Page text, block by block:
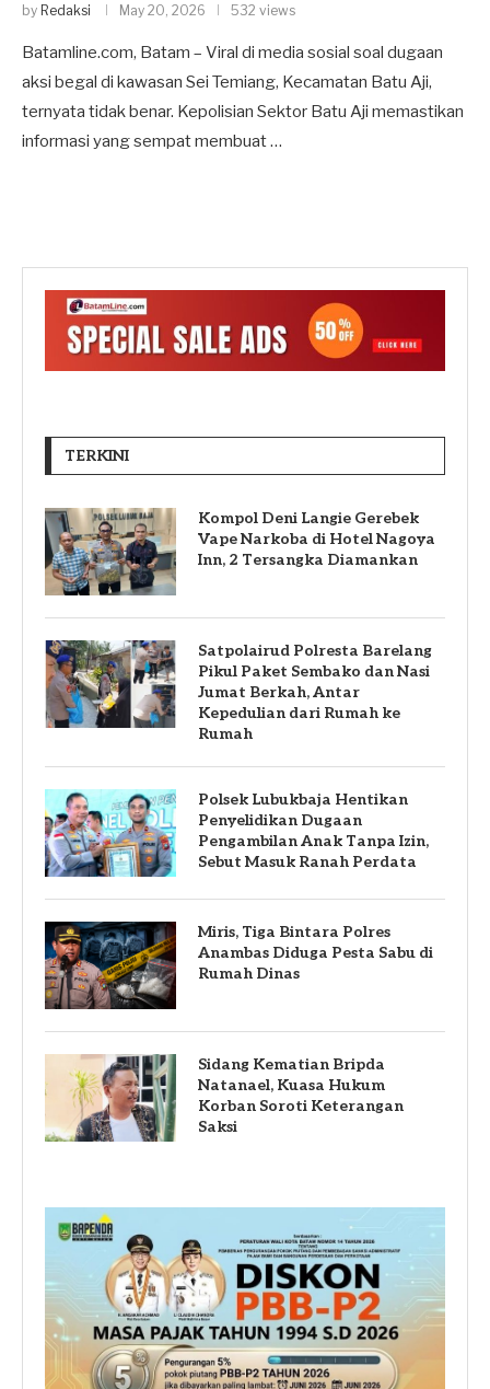
by Redaksi May 20, 2026 532 views
Batamline.com, Batam – Viral di media sosial soal dugaan
aksi begal di kawasan Sei Temiang, Kecamatan Batu Aji,
ternyata tidak benar. Kepolisian Sektor Batu Aji memastikan
informasi yang sempat membuat …
TERKINI
Kompol Deni Langie Gerebek
Vape Narkoba di Hotel Nagoya
Inn, 2 Tersangka Diamankan
Satpolairud Polresta Barelang
Pikul Paket Sembako dan Nasi
Jumat Berkah, Antar
Kepedulian dari Rumah ke
Rumah
Polsek Lubukbaja Hentikan
Penyelidikan Dugaan
Pengambilan Anak Tanpa Izin,
Sebut Masuk Ranah Perdata
Miris, Tiga Bintara Polres
Anambas Diduga Pesta Sabu di
Rumah Dinas
Sidang Kematian Bripda
Natanael, Kuasa Hukum
Korban Soroti Keterangan
Saksi